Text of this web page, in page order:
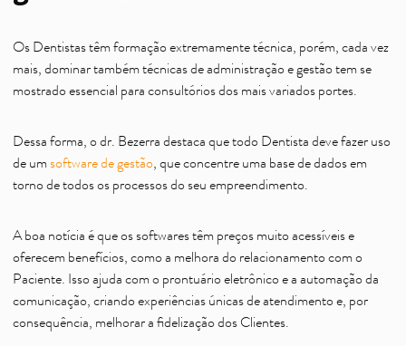
Os Dentistas têm formação extremamente técnica, porém, cada vez
mais, dominar também técnicas de administração e gestão tem se
mostrado essencial para consultórios dos mais variados portes.
Dessa forma, o dr. Bezerra destaca que todo Dentista deve fazer uso
de um software de gestão, que concentre uma base de dados em
torno de todos os processos do seu empreendimento.
A boa notícia é que os softwares têm preços muito acessíveis e
oferecem benefícios, como a melhora do relacionamento com o
Paciente. Isso ajuda com o prontuário eletrônico e a automação da
comunicação, criando experiências únicas de atendimento e, por
consequência, melhorar a fidelização dos Clientes.